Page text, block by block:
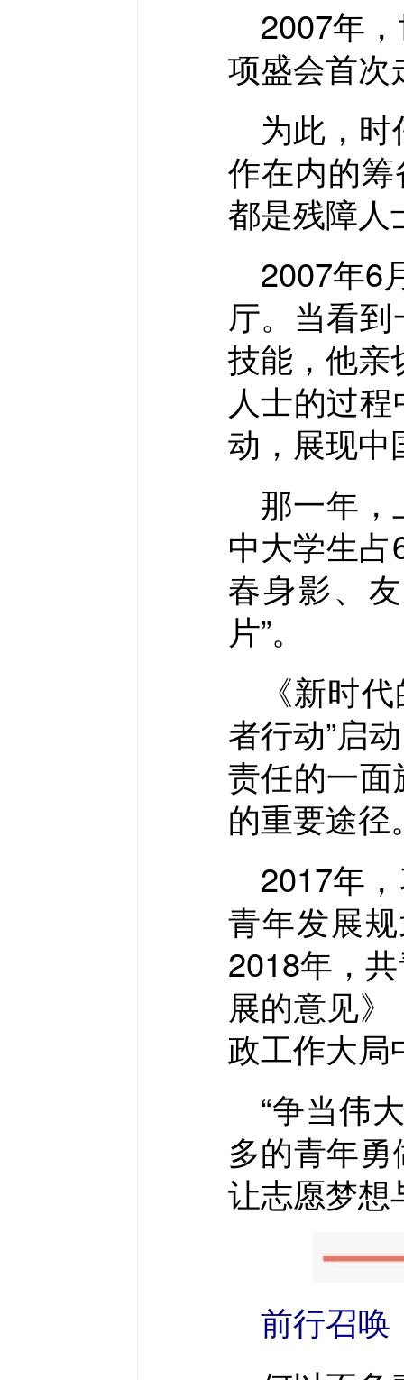
2007年
项盛会首次
为此，
作在内的
都是残障人
2007年6
厅。当看
技能，他亲
人士的过
动，展现中
那一年
中大学生
春身影、
片”。
《新时
者行动”启
责任的一
的重要途径
2017年
青年发展
2018年，
展的意见
政工作大局
“争当伟
多的青年
让志愿梦想
前行召唤